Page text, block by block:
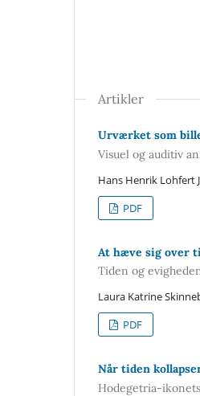
Artikler
Urværket som
Visuel og auditiv
Hans Henrik Lohfert
PDF
At hæve sig over
Tiden og
Laura Katrine
PDF
Når tiden
Hodegetria-